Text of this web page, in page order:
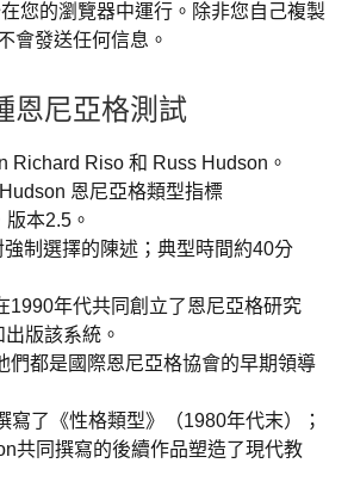
您的瀏覽器中運行。除非您自己複製
會發送任何信息。
恩尼亞格測試
Richard Riso 和 Russ Hudson。
恩尼亞格類型指標
版本2.5。
強制選擇的陳述；典型時間約40分
1990年代共同創立了恩尼亞格研究
版該系統。
們都是國際恩尼亞格協會的早期領導
寫了《性格類型》（1980年代末）；
共同撰寫的後續作品塑造了現代教